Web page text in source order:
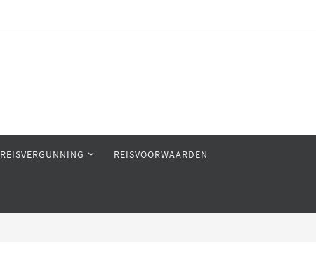
REISVERGUNNING REISVOORWAARDEN